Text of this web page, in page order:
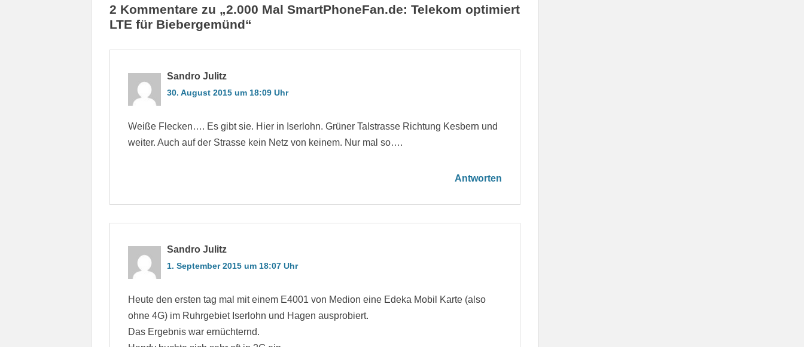
2 Kommentare zu „2.000 Mal SmartPhoneFan.de: Telekom optimiert
LTE für Biebergemünd“
Sandro Julitz
30. August 2015 um 18:09 Uhr
Weiße Flecken…. Es gibt sie. Hier in Iserlohn. Grüner Talstrasse Richtung Kesbern und
weiter. Auch auf der Strasse kein Netz von keinem. Nur mal so….
Antworten
Sandro Julitz
1. September 2015 um 18:07 Uhr
Heute den ersten tag mal mit einem E4001 von Medion eine Edeka Mobil Karte (also
ohne 4G) im Ruhrgebiet Iserlohn und Hagen ausprobiert.
Das Ergebnis war ernüchternd.